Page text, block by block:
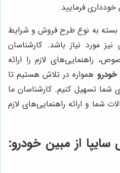
فرمایید.
به نوع طرح فروش و شرایط
مورد نیاز باشد. کارشناسان
راهنمایی‌های لازم را ارائه
همواره در تلاش هستیم تا
شما تسهیل کنیم. کارشناسان ما
شما و ارائه راهنمایی‌های لازم
از مبین خودرو: